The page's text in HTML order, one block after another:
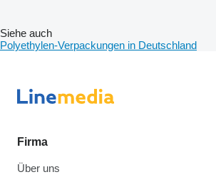
Siehe auch
Polyethylen-Verpackungen in Deutschland
Firma
Über uns